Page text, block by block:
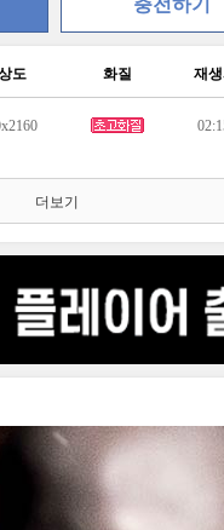
충전하기
도 화질 재
더보기